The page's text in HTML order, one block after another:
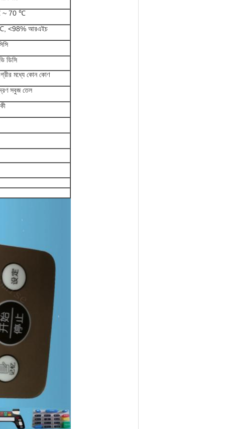
~ 70 ℃
<98% আরএইচ
ডিসি
মধ্যে কোন কোণ
সবুজ তেল